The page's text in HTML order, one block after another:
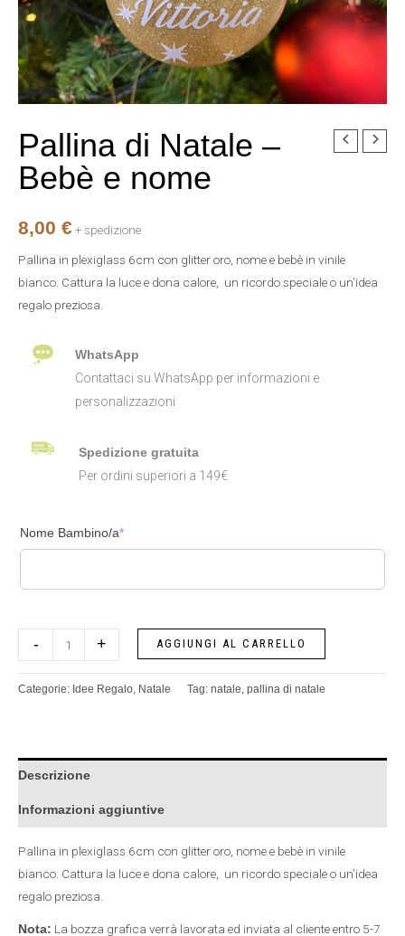
Pallina di Natale –
Bebè e nome
8,00 €+ spedizione
Pallina in plexiglass 6cm con glitter oro, nome e bebè in vinile
bianco. Cattura la luce e dona calore, un ricordo speciale o un’idea
regalo preziosa.
WhatsApp
Contattaci su WhatsApp per informazioni e
personalizzazioni
Spedizione gratuita
Per ordini superiori a 149€
Nome Bambino/a*
-
Pallina
di
Natale
Bebè
nome
quantità
+ AGGIUNGI AL CARRELLO
Categorie: Idee Regalo, Natale Tag: natale, pallina di natale
Descrizione
Informazioni aggiuntive
Pallina in plexiglass 6cm con glitter oro, nome e bebè in vinile
bianco. Cattura la luce e dona calore, un ricordo speciale o un’idea
regalo preziosa.
Nota: La bozza grafica verrà lavorata ed inviata al cliente entro 5-7